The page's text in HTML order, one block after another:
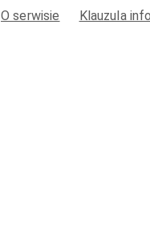
O serwisie Klauzula